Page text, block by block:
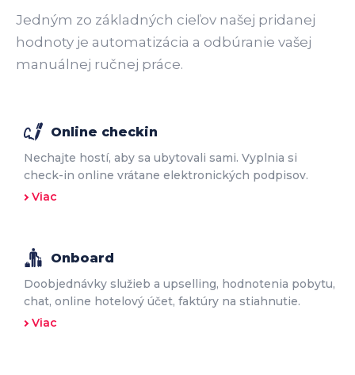
Jedným zo základných cieľov našej pridanej
hodnoty je automatizácia a odbúranie vašej
manuálnej ručnej práce.
Online checkin
Nechajte hostí, aby sa ubytovali sami. Vyplnia si
check-in online vrátane elektronických podpisov.
Viac
Onboard
Doobjednávky služieb a upselling, hodnotenia pobytu,
chat, online hotelový účet, faktúry na stiahnutie.
Viac